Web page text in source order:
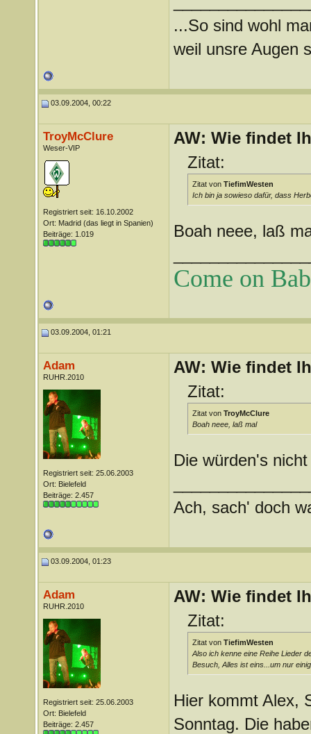
...So sind wohl
weil unsre Augen
03.09.2004, 00:22
TroyMcClure
Weser-VIP
Registriert seit: 16.10.2002
Ort: Madrid (das liegt in Spanien)
Beiträge: 1.019
AW: Wie findet
Zitat:
Zitat von TiefimWesten
Ich bin ja sowieso dafür, dass
Boah neee, laß
Come on
03.09.2004, 01:21
Adam
RUHR.2010
Registriert seit: 25.06.2003
Ort: Bielefeld
Beiträge: 2.457
AW: Wie findet
Zitat:
Zitat von TroyMcClure
Boah neee, laß mal
Die würden's
Ach, sach' doch
03.09.2004, 01:23
Adam
RUHR.2010
Registriert seit: 25.06.2003
Ort: Bielefeld
Beiträge: 2.457
AW: Wie findet
Zitat:
Zitat von TiefimWesten
Also ich kenne eine Reihe Lieder
Besuch, Alles ist eins...um nur
Hier kommt Alex,
Sonntag. Die